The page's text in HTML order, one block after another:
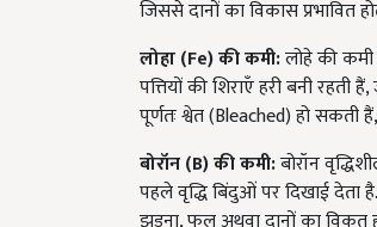
जिससे दानों का विकास प्रभावित
लोहा (Fe)की कमी:लोहे की
पत्तियों की शिराएँ हरी बनी
पूर्णतः श्वेत (Bleached) हो सकती
बोरॉन (B)की कमी:बोरॉन
पहले वृद्धि बिंदुओं पर दिखाई